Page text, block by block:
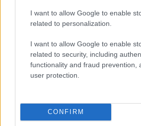
I want to allow Google to enable
related to personalization.
I want to allow Google to enable
related to security, including
functionality and fraud prevention,
user protection.
CONFIRM
A leintés előtt Pedro Acosta
kedélyeket, akinek a KTM-je az
ismét leállt. A spanyol
biztonságos helyen tudott
pillanataiban.